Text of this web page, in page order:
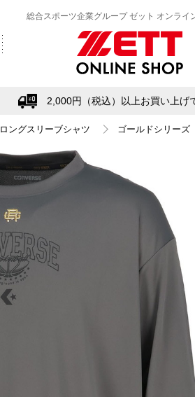
総合スポーツ企業グループ ゼット オンライ
2,000円（税込）以上お買い上げ
ロングスリーブシャツ ゴールドシリー